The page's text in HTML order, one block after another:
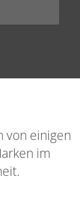
von einigen
im